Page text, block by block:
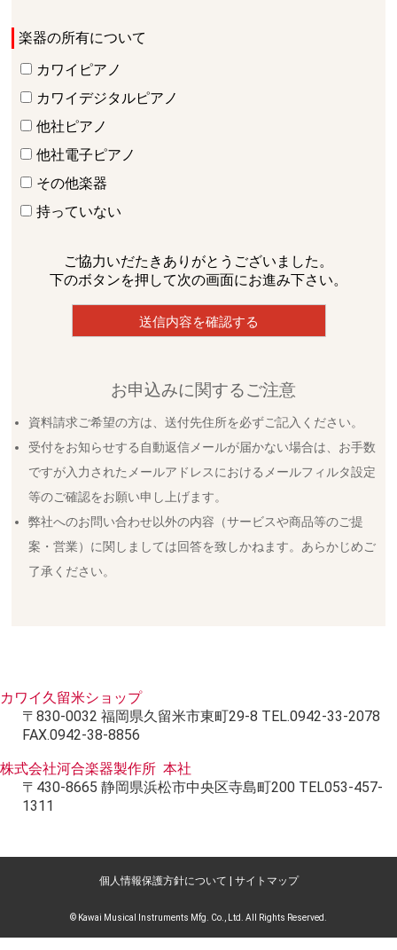
楽器の所有について
カワイピアノ
カワイデジタルピアノ
他社ピアノ
他社電子ピアノ
その他楽器
持っていない
ご協力いだたきありがとうございました。
下のボタンを押して次の画面にお進み下さい。
お申込みに関するご注意
資料請求ご希望の方は、送付先住所を必ずご記入ください。
受付をお知らせする自動返信メールが届かない場合は、お手数
ですが入力されたメールアドレスにおけるメールフィルタ設定
等のご確認をお願い申し上げます。
弊社へのお問い合わせ以外の内容（サービスや商品等のご提
案・営業）に関しましては回答を致しかねます。あらかじめご
了承ください。
カワイ久留米ショップ
〒830-0032 福岡県久留米市東町29-8 TEL.0942-33-2078
FAX.0942-38-8856
株式会社河合楽器製作所 本社
〒430-8665 静岡県浜松市中央区寺島町200 TEL053-457-
1311
個人情報保護方針について サイトマップ
© Kawai Musical Instruments Mfg. Co., Ltd. All Rights Reserved.